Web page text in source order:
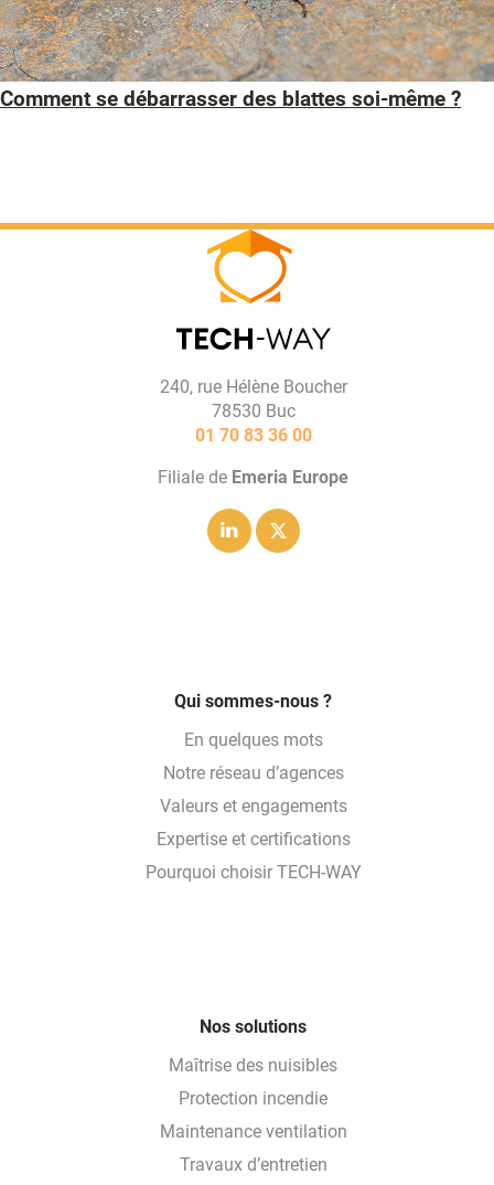
Comment se débarrasser des blattes soi-même ?
240, rue Hélène Boucher
78530 Buc
01 70 83 36 00
Filiale de Emeria Europe
Qui sommes-nous ?
En quelques mots
Notre réseau d’agences
Valeurs et engagements
Expertise et certifications
Pourquoi choisir TECH-WAY
Nos solutions
Maîtrise des nuisibles
Protection incendie
Maintenance ventilation
Travaux d’entretien